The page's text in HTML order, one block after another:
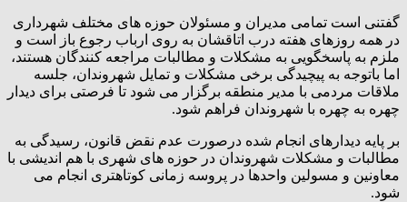
گفتنی است تمامی مدیران و مسئولان حوزه های مختلف شهرداری
در همه روزهای هفته درب اتاقشان به روی ارباب رجوع باز است و
ملزم به پاسخگویی به مشکلات و مطالبات مراجعه کنندگان هستند،
اما باتوجه به پیچیدگی برخی مشکلات و تمایل شهروندان، جلسه
ملاقات مردمی با مدیر منطقه برگزار می شود تا فرصتی برای دیدار
چهره به چهره با شهروندان فراهم شود.
بر پایه دیدارهای انجام شده درصورت عدم نقض قانون، رسیدگی به
مطالبات و مشکلات شهروندان در حوزه های شهری با هم اندیشی با
معاونین و مسولین واحدها در پروسه زمانی کوتاهتری انجام می
شود.